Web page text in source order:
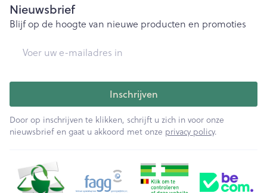
Nieuwsbrief
Blijf op de hoogte van nieuwe producten en promoties
Inschrijven
Door op inschrijven te klikken, schrijft u zich in voor onze
nieuwsbrief en gaat u akkoord met onze privacy policy.